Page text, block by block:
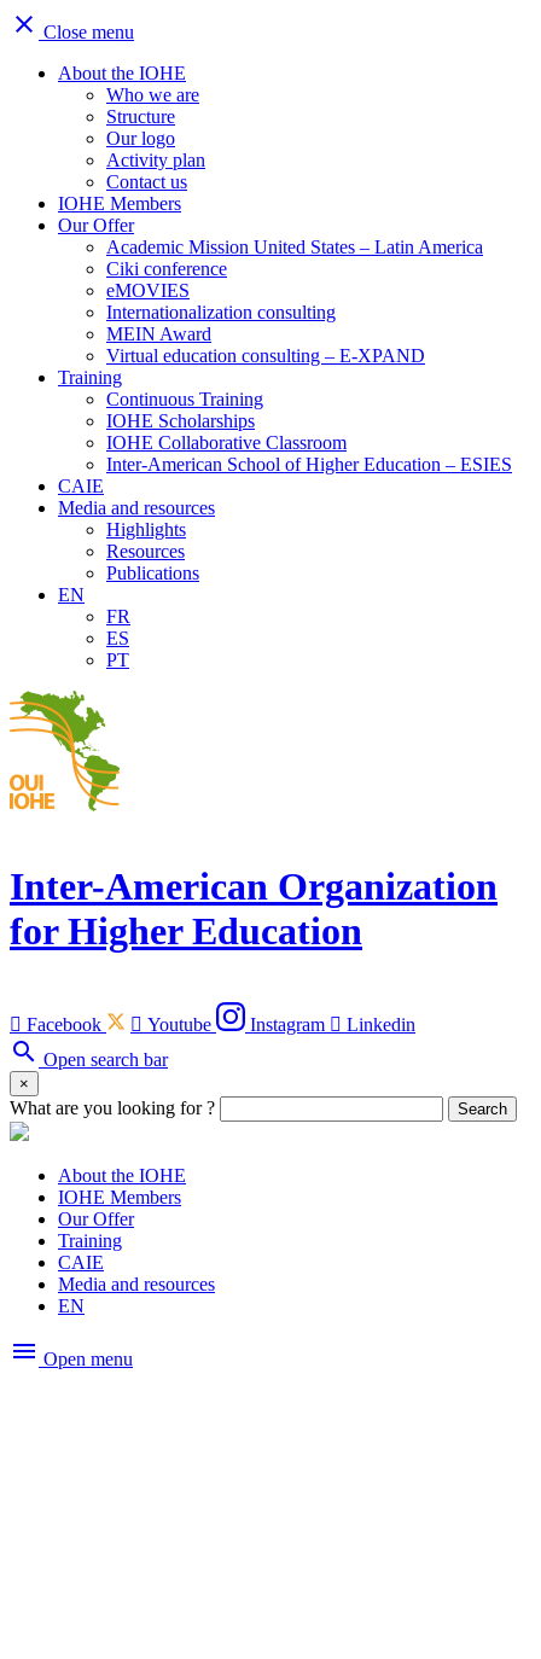
close Close menu
About the IOHE
Who we are
Structure
Our logo
Activity plan
Contact us
IOHE Members
Our Offer
Academic Mission United States – Latin America
Ciki conference
eMOVIES
Internationalization consulting
MEIN Award
Virtual education consulting – E-XPAND
Training
Continuous Training
IOHE Scholarships
IOHE Collaborative Classroom
Inter-American School of Higher Education – ESIES
CAIE
Media and resources
Highlights
Resources
Publications
EN
FR
ES
PT
Inter-American Organization
for Higher Education
 Facebook  Youtube Instagram  Linkedin
search Open search bar
×
What are you looking for ? Search
About the IOHE
IOHE Members
Our Offer
Training
CAIE
Media and resources
EN
menu Open menu